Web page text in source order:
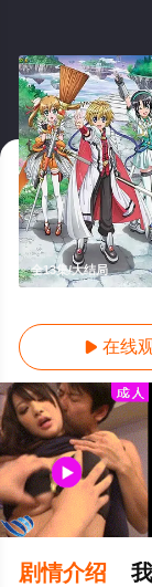
全13集/大结局
 在线
剧情介绍